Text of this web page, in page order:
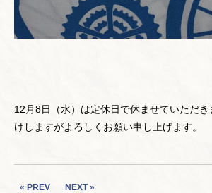
12月8日（水）は定休日で休ませていただ
けしますがよろしくお願い申し上げます。
« PREV
NEXT »